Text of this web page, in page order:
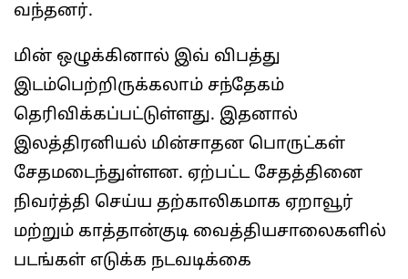
வந்தனர்.
மின் ஒழுக்கினால் இவ் விபத்து
இடம்பெற்றிருக்கலாம் சந்தேகம்
தெரிவிக்கப்பட்டுள்ளது. இதனால்
இலத்திரனியல் மின்சாதன பொருட்கள்
சேதமடைந்துள்ளன. ஏற்பட்ட சேதத்தினை
நிவர்த்தி செய்ய தற்காலிகமாக ஏறாவூர்
மற்றும் காத்தான்குடி வைத்தியசாலைகளில்
படங்கள் எடுக்க நடவடிக்கை